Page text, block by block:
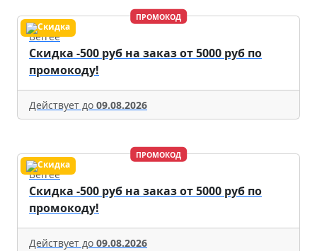
ПРОМОКОД
Befree
Скидка -500 руб на заказ от 5000 руб по
промокоду!
Действует до 09.08.2026
ПРОМОКОД
Befree
Скидка -500 руб на заказ от 5000 руб по
промокоду!
Действует до 09.08.2026